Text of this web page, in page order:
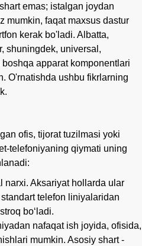
emas; istalgan joydan
mumkin, faqat maxsus dastur
kerak bo'ladi. Albatta,
shuningdek, universal,
apparat komponentlari
O'rnatishda ushbu fikrlarning
ofis, tijorat tuzilmasi yoki
telefoniyaning qiymati uning
narxi. Aksariyat hollarda ular
telefon liniyalaridan
boʻladi.
nafaqat ish joyida, ofisida,
mumkin. Asosiy shart -